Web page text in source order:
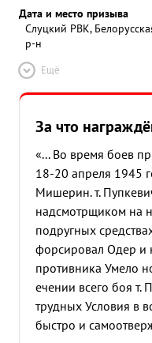
Дата и место призыва
Слуцкий РВК,
р-н
Ещё
За что
«... Во время боев
18-20 апреля 1945
Мишерин. т.
надсмотрщиком на
подругных
форсировал Одер и
противника Умело
ечении всего боя т.
трудных Условия в
быстро и